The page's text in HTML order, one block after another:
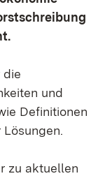
die
und
Definitionen
zu aktuellen